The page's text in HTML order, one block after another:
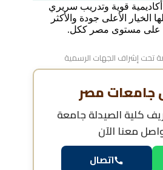
قوية وتدريب سريري
الخيار الأعلى جودة والأكثر
على مستوى مصر ككل.
إشراف الجهات الرسمية
جامعات مصر
كلية الصيدلة جامعة
معنا الآن
اتصال